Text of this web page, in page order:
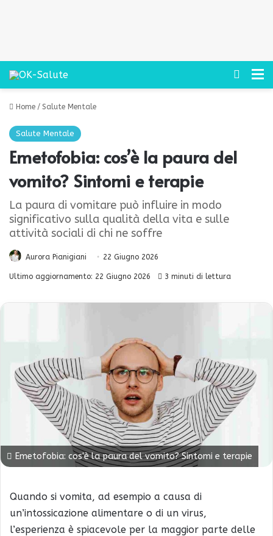
Cerca
Home / Salute Mentale
Salute Mentale
Emetofobia: cos’è la paura del
vomito? Sintomi e terapie
La paura di vomitare può influire in modo
significativo sulla qualità della vita e sulle
attività sociali di chi ne soffre
Aurora Pianigiani 22 Giugno 2026
Ultimo aggiornamento: 22 Giugno 2026 3 minuti di lettura
Emetofobia: cos'è la paura del vomito? Sintomi e terapie
Quando si vomita, ad esempio a causa di
un’intossicazione alimentare o di un virus,
l’esperienza è spiacevole per la maggior parte delle